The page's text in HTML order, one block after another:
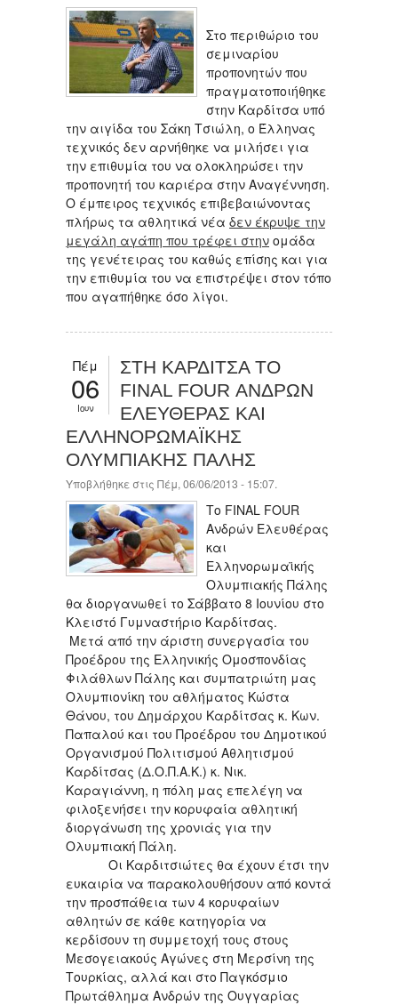
Στο περιθώριο του
σεμιναρίου
προπονητών που
πραγματοποιήθηκε
στην Καρδίτσα υπό
την αιγίδα του Σάκη Τσιώλη, ο Έλληνας
τεχνικός δεν αρνήθηκε να μιλήσει για
την επιθυμία του να ολοκληρώσει την
προπονητή του καριέρα στην Αναγέννηση.
Ο έμπειρος τεχνικός επιβεβαιώνοντας
πλήρως τα αθλητικά νέα δεν έκρυψε την
μεγάλη αγάπη που τρέφει στην ομάδα
της γενέτειρας του καθώς επίσης και για
την επιθυμία του να επιστρέψει στον τόπο
που αγαπήθηκε όσο λίγοι.
Πέμ
06
Ιουν
ΣΤΗ ΚΑΡΔΙΤΣΑ ΤΟ
FINAL FOUR ΑΝΔΡΩΝ
ΕΛΕΥΘΕΡΑΣ ΚΑΙ
ΕΛΛΗΝΟΡΩΜΑΪΚΗΣ
ΟΛΥΜΠΙΑΚΗΣ ΠΑΛΗΣ
Υποβλήθηκε στις Πέμ, 06/06/2013 - 15:07.
Το FINAL FOUR
Ανδρών Ελευθέρας
και
Ελληνορωμαϊκής
Ολυμπιακής Πάλης
θα διοργανωθεί το Σάββατο 8 Ιουνίου στο
Κλειστό Γυμναστήριο Καρδίτσας.
Μετά από την άριστη συνεργασία του
Προέδρου της Ελληνικής Ομοσπονδίας
Φιλάθλων Πάλης και συμπατριώτη μας
Ολυμπιονίκη του αθλήματος Κώστα
Θάνου, του Δημάρχου Καρδίτσας κ. Κων.
Παπαλού και του Προέδρου του Δημοτικού
Οργανισμού Πολιτισμού Αθλητισμού
Καρδίτσας (Δ.Ο.Π.Α.Κ.) κ. Νικ.
Καραγιάννη, η πόλη μας επελέγη να
φιλοξενήσει την κορυφαία αθλητική
διοργάνωση της χρονιάς για την
Ολυμπιακή Πάλη.
Οι Καρδιτσιώτες θα έχουν έτσι την
ευκαιρία να παρακολουθήσουν από κοντά
την προσπάθεια των 4 κορυφαίων
αθλητών σε κάθε κατηγορία να
κερδίσουν τη συμμετοχή τους στους
Μεσογειακούς Αγώνες στη Μερσίνη της
Τουρκίας, αλλά και στο Παγκόσμιο
Πρωτάθλημα Ανδρών της Ουγγαρίας